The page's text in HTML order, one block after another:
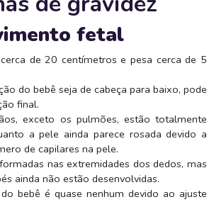
fetal
de 20 centímetros e pesa cerca de 5
do bebê seja de cabeça para baixo, pode
final.
exceto os pulmões, estão totalmente
a pele ainda parece rosada devido a
de capilares na pele.
nas extremidades dos dedos, mas
ainda não estão desenvolvidas.
bebê é quase nenhum devido ao ajuste